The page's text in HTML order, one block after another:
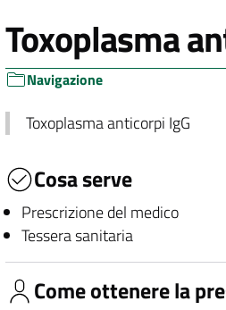
Toxoplasma
Navigazione
Toxoplasma anticorpi IgG
Cosa serve
Prescrizione del medico
Tessera sanitaria
Come ottenere la